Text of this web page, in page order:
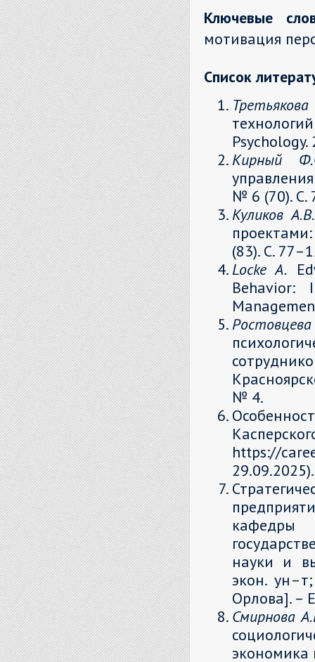
Ключевые
мотивация
Список
Кирный
№ 6 (70). С.
Куликов
(83). С.
Locke A.
Behavior:
№ 4.
https://
29.09.2025).
кафедры
науки и
экон.
Орлова]. –
Смирнова
экономика